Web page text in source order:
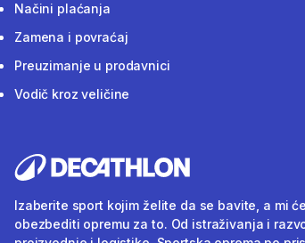
Načini plaćanja
Zamena i povraćaj
Preuzimanje u prodavnici
Vodič kroz veličine
Izaberite sport kojim želite da se bavite, a mi
obezbediti opremu za to. Od istraživanja i